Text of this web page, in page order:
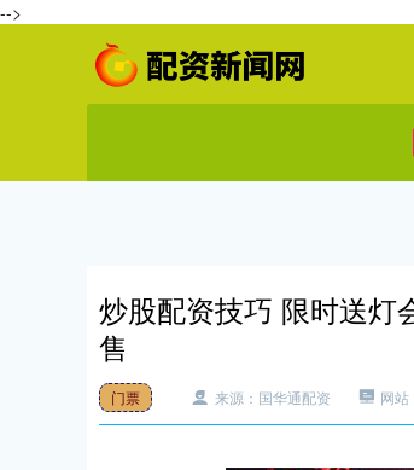
-->
炒股配资技巧 限时送灯
售
门票 来源：国华通配资 网站